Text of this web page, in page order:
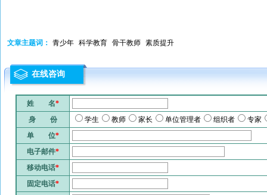
文章主题词： 青少年 科学教育 骨干教师 素质提升
在线咨询
姓 名*
身 份
学生 教师 家长 单位管理者 组织者
专家
单 位*
电子邮件*
移动电话*
固定电话*